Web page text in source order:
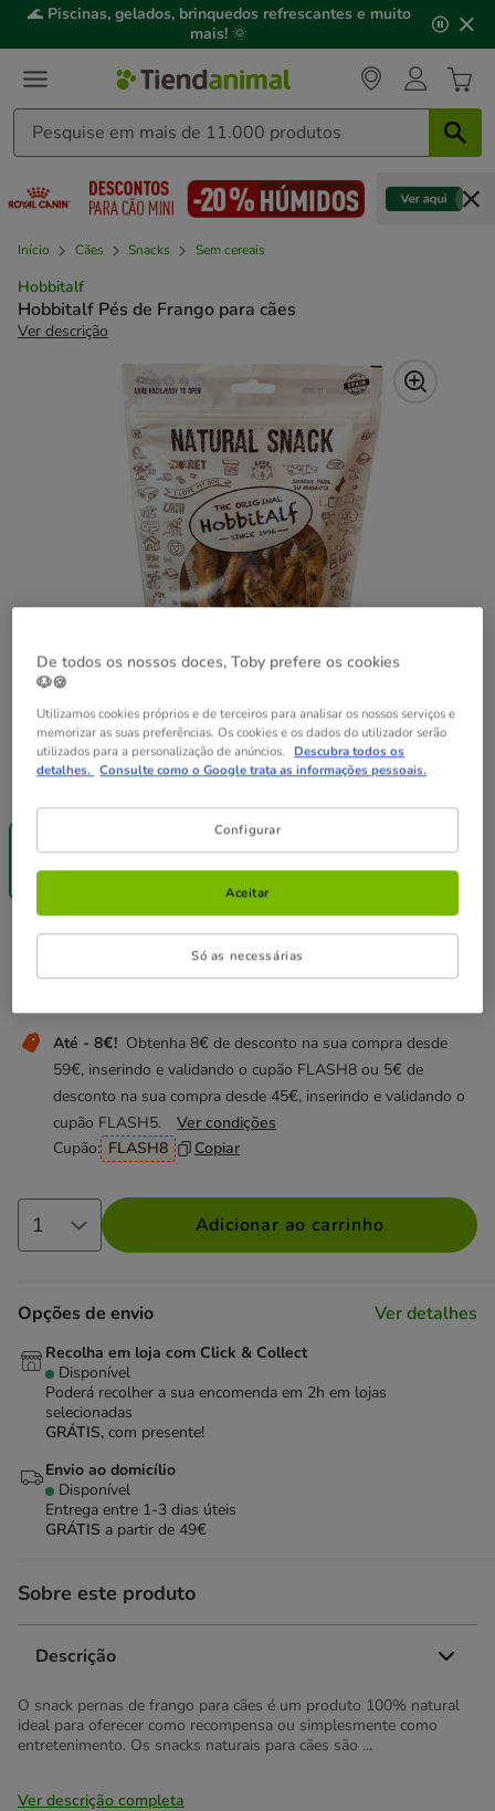
3,
mensagem,
🌊 Piscinas, gelados, brinquedos refrescantes e muito
mais! 🌞
Início Cães Snacks Sem cereais
Hobbitalf
Hobbitalf Pés de Frango para cães
Ver descrição
(45.96€ / kg)
Até - 8€! Obtenha 8€ de desconto na sua compra desde
59€, inserindo e validando o cupão FLASH8 ou 5€ de
desconto na sua compra desde 45€, inserindo e validando o
cupão FLASH5.
Ver condições
Cupão: FLASH8 Copiar
Preço 11.49€, 45.96 EUR por kg
11.49€ (45.96€ / kg)
Adicionar ao carrinho
Opções de envio Ver detalhes
Recolha em loja com Click & Collect
Disponível
Poderá recolher a sua encomenda em 2h em lojas
selecionadas
GRÁTIS, com presente!
Envio ao domicílio
Disponível
Entrega entre 1-3 dias úteis
GRÁTIS a partir de 49€
Sobre este produto
Descrição
O snack pernas de frango para cães é um produto 100% natural
ideal para oferecer como recompensa ou simplesmente como
entretenimento. Os snacks naturais para cães são ...
Ver descrição completa
De todos os nossos doces, Toby prefere os cookies
🐶🍪
Utilizamos cookies próprios e de terceiros para analisar os nossos serviços e
memorizar as suas preferências. Os cookies e os dados do utilizador serão
utilizados para a personalização de anúncios. Descubra todos os
detalhes. Consulte como o Google trata as informações pessoais.
Configurar
Só as necessárias
Aceitar